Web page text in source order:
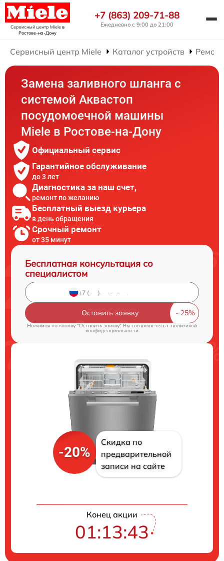
Сервисный центр Mieleв
Ростове-на-Дону
+7 (863) 209-71-88
Ежедневно с 9:00 до 21:00
Сервисный центр Miele Каталог устройств
Замена заливного шланга с
системой Аквастоп
посудомоечной машины
Miele в Ростове-на-Дону
Официальный сервис
Гарантийное обслуживание
до 3 лет
Диагностика за наш счет,
ремонт по желанию
Бесплатный выезд курьера
в день обращения
Срочный ремонт
от 35 минут
Бесплатная консультация со
специалистом
Оставить заявку
Нажимая на кнопку "Оставить заявку" Вы соглашаетесь cполитикой
конфиденциальности
-20%
Скидка по
предварительной
записи на сайте
Конец акции
01:13:42